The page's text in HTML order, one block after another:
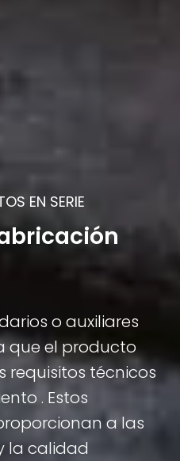
EN SERIE
o auxiliares
que el producto
requisitos técnicos
. Estos
a las
la calidad